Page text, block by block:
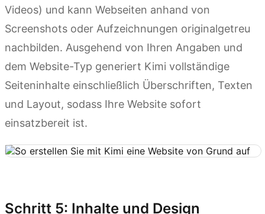
Videos) und kann Webseiten anhand von
Screenshots oder Aufzeichnungen originalgetreu
nachbilden. Ausgehend von Ihren Angaben und
dem Website-Typ generiert Kimi vollständige
Seiteninhalte einschließlich Überschriften, Texten
und Layout, sodass Ihre Website sofort
einsatzbereit ist.
Schritt 5: Inhalte und Design